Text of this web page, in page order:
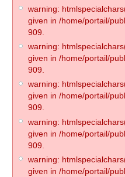
warning:
given in /home/portail/
909.
warning:
given in /home/portail/
909.
warning:
given in /home/portail/
909.
warning:
given in /home/portail/
909.
warning:
given in /home/portail/